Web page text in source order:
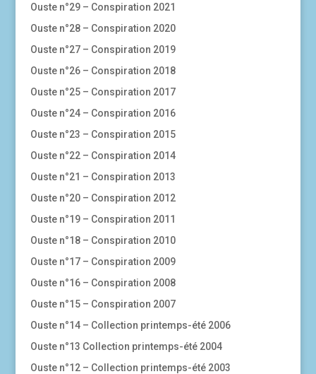
Ouste n°29 – Conspiration 2021
Ouste n°28 – Conspiration 2020
Ouste n°27 – Conspiration 2019
Ouste n°26 – Conspiration 2018
Ouste n°25 – Conspiration 2017
Ouste n°24 – Conspiration 2016
Ouste n°23 – Conspiration 2015
Ouste n°22 – Conspiration 2014
Ouste n°21 – Conspiration 2013
Ouste n°20 – Conspiration 2012
Ouste n°19 – Conspiration 2011
Ouste n°18 – Conspiration 2010
Ouste n°17 – Conspiration 2009
Ouste n°16 – Conspiration 2008
Ouste n°15 – Conspiration 2007
Ouste n°14 – Collection printemps-été 2006
Ouste n°13 Collection printemps-été 2004
Ouste n°12 – Collection printemps-été 2003